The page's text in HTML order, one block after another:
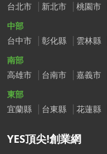
台北市
新北市 桃園市
中部
台中市
彰化縣 雲林縣
南部
高雄市
台南市 嘉義市
東部
宜蘭縣
台東縣 花蓮縣
YES頂尖!創業網